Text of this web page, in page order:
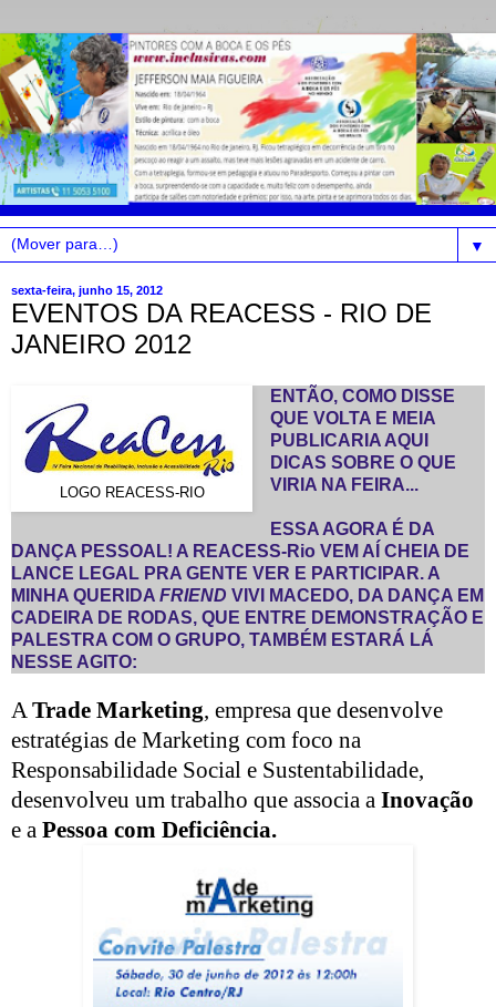
▼
sexta-feira, junho 15, 2012
EVENTOS DA REACESS - RIO DE
JANEIRO 2012
LOGO REACESS-RIO
ENTÃO, COMO DISSE
QUE VOLTA E MEIA
PUBLICARIA AQUI
DICAS SOBRE O QUE
VIRIA NA FEIRA...
ESSA AGORA É DA
DANÇA PESSOAL! A REACESS-Rio VEM AÍ CHEIA DE
LANCE LEGAL PRA GENTE VER E PARTICIPAR. A
MINHA QUERIDA FRIEND VIVI MACEDO, DA DANÇA EM
CADEIRA DE RODAS, QUE ENTRE DEMONSTRAÇÃO E
PALESTRA COM O GRUPO, TAMBÉM ESTARÁ LÁ
NESSE AGITO:
ATrade Marketing, empresa que desenvolve
estratégias de Marketing com foco na
Responsabilidade Social e Sustentabilidade,
desenvolveu um trabalho que associa a Inovação
e a Pessoa com Deficiência.